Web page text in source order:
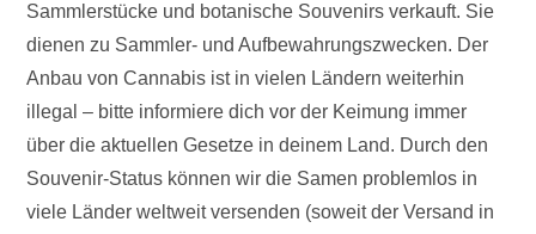
Sammlerstücke und botanische Souvenirs verkauft. Sie
dienen zu Sammler- und Aufbewahrungszwecken. Der
Anbau von Cannabis ist in vielen Ländern weiterhin
illegal – bitte informiere dich vor der Keimung immer
über die aktuellen Gesetze in deinem Land. Durch den
Souvenir-Status können wir die Samen problemlos in
viele Länder weltweit versenden (soweit der Versand in